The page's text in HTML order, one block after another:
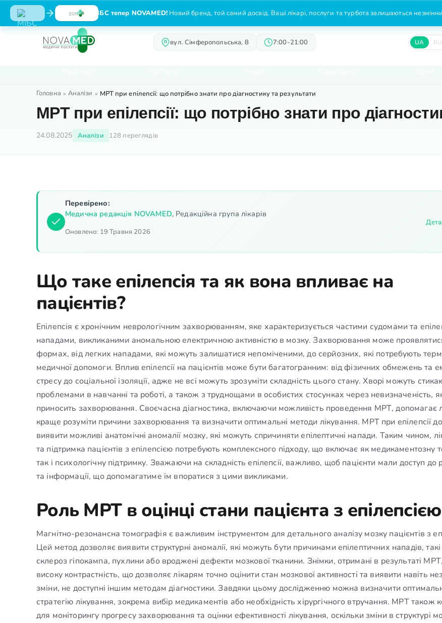
МІБС тепер NOVAMED! Новий бренд, той самий досвід. Ваші лікарі, послуги та турбота залишаються
вул. Сімферопольська, 8 7:00-21:00 UA RU
Головна » Аналізи » МРТ при епілепсії: що потрібно знати про діагностику та результати
МРТ при епілепсії: що потрібно знати про
24.08.2025 Аналізи 128 переглядів
Перевірено:
Медична редакція NOVAMED, Редакційна група лікарів
Оновлено: 19 Травня 2026
Що таке епілепсія та як вона впливає на
пацієнтів?
Епілепсія є хронічним неврологічним захворюванням, яке характеризується частими судомами та
нападами, викликаними аномальною електричною активністю в мозку. Захворювання може
формах, від легких нападами, які можуть залишатися непоміченими, до серйозних, які потребують
медичної допомоги. Вплив епілепсії на пацієнтів може бути багатогранним: від фізичних обмежень та
стресу до соціальної ізоляції, адже не всі можуть зрозуміти складність цього стану. Хворі можуть
проблемами в навчанні та роботі, а також з труднощами в особистих стосунках через невизначеність,
приносить захворювання. Своєчасна діагностика, включаючи можливість проведення МРТ, допомагає
краще розуміти причини захворювання та визначити оптимальні методи лікування. МРТ при епілепсії
виявити можливі анатомічні аномалії мозку, які можуть спричиняти епілептичні напади. Таким чином,
та підтримка пацієнтів з епілепсією потребують комплексного підходу, що включає як медикаментозну
так і психологічну підтримку. Зважаючи на складність епілепсії, важливо, щоб пацієнти мали доступ до
та інформації, що допомагатиме їм впоратися з цими викликами.
Роль МРТ в оцінці стани пацієнта з епілепсією
Магнітно-резонансна томографія є важливим інструментом для детального аналізу мозку пацієнтів з
Цей метод дозволяє виявити структурні аномалії, які можуть бути причинами епілептичних нападів,
склероз гіпокампа, пухлини або вроджені дефекти мозкової тканини. Знімки, отримані в результаті
високу контрастність, що дозволяє лікарям точно оцінити стан мозкової активності та виявити навіть
зміни, не доступні іншим методам діагностики. Завдяки цьому дослідженню можна визначити
стратегію лікування, зокрема вибір медикаментів або необхідність хірургічного втручання. МРТ також
для моніторингу прогресу захворювання та оцінки ефективності лікування, оскільки зміни в структурі